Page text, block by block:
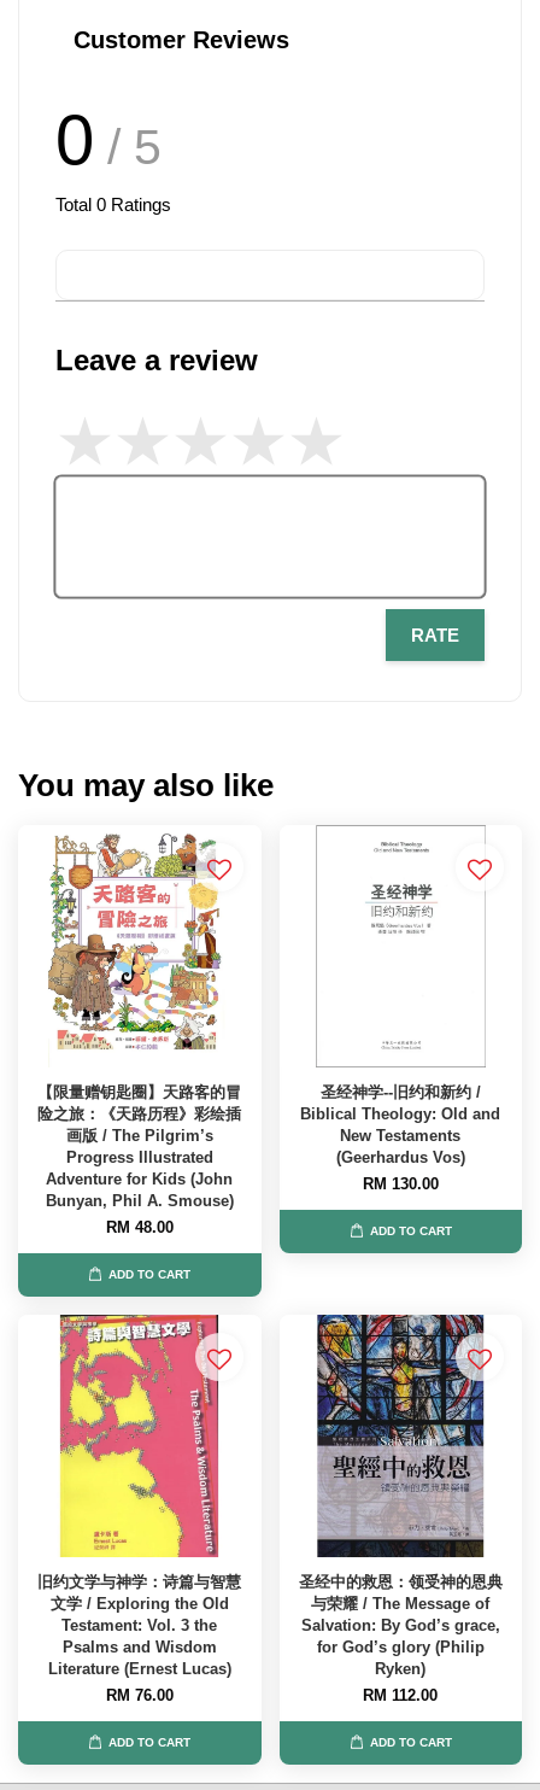
Customer Reviews
0 / 5
Total 0 Ratings
Leave a review
RATE
You may also like
【限量赠钥匙圈】天路客的冒
险之旅：《天路历程》彩绘插
画版 / The Pilgrim’s
Progress Illustrated
Adventure for Kids (John
Bunyan, Phil A. Smouse)
RM 48.00
ADD TO CART
圣经神学--旧约和新约 /
Biblical Theology: Old and
New Testaments
(Geerhardus Vos)
RM 130.00
ADD TO CART
旧约文学与神学：诗篇与智慧
文学 / Exploring the Old
Testament: Vol. 3 the
Psalms and Wisdom
Literature (Ernest Lucas)
RM 76.00
ADD TO CART
圣经中的救恩：领受神的恩典
与荣耀 / The Message of
Salvation: By God’s grace,
for God’s glory (Philip
Ryken)
RM 112.00
ADD TO CART